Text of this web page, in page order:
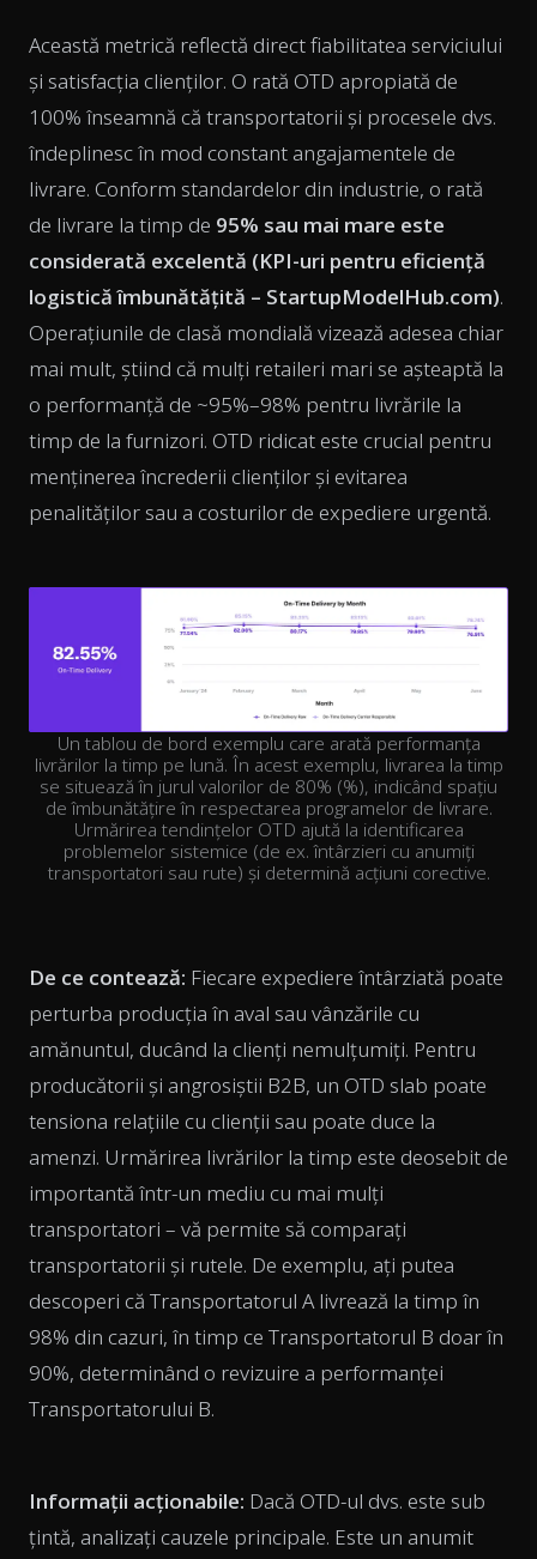
Această metrică reflectă direct fiabilitatea serviciului
și satisfacția clienților. O rată OTD apropiată de
100% înseamnă că transportatorii și procesele dvs.
îndeplinesc în mod constant angajamentele de
livrare. Conform standardelor din industrie, o rată
de livrare la timp de 95% sau mai mare este
considerată excelentă (KPI-uri pentru eficiență
logistică îmbunătățită – StartupModelHub.com).
Operațiunile de clasă mondială vizează adesea chiar
mai mult, știind că mulți retaileri mari se așteaptă la
o performanță de ~95%–98% pentru livrările la
timp de la furnizori. OTD ridicat este crucial pentru
menținerea încrederii clienților și evitarea
penalităților sau a costurilor de expediere urgentă.
Un tablou de bord exemplu care arată performanța
livrărilor la timp pe lună. În acest exemplu, livrarea la timp
se situează în jurul valorilor de 80% (%), indicând spațiu
de îmbunătățire în respectarea programelor de livrare.
Urmărirea tendințelor OTD ajută la identificarea
problemelor sistemice (de ex. întârzieri cu anumiți
transportatori sau rute) și determină acțiuni corective.
De ce contează: Fiecare expediere întârziată poate
perturba producția în aval sau vânzările cu
amănuntul, ducând la clienți nemulțumiți. Pentru
producătorii și angrosiștii B2B, un OTD slab poate
tensiona relațiile cu clienții sau poate duce la
amenzi. Urmărirea livrărilor la timp este deosebit de
importantă într-un mediu cu mai mulți
transportatori – vă permite să comparați
transportatorii și rutele. De exemplu, ați putea
descoperi că Transportatorul A livrează la timp în
98% din cazuri, în timp ce Transportatorul B doar în
90%, determinând o revizuire a performanței
Transportatorului B.
Informații acționabile: Dacă OTD-ul dvs. este sub
țintă, analizați cauzele principale. Este un anumit